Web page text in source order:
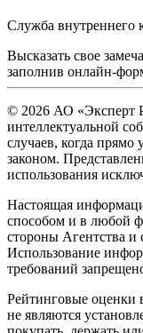
Служба внутреннего
Высказать свое
заполнив онлайн-
© 2026 АО «Эксперт
интеллектуальной
случаев, когда прямо
законом.
использования
Настоящая
способом и в любой
стороны Агентства и
Использование
требований
Рейтинговые
не являются